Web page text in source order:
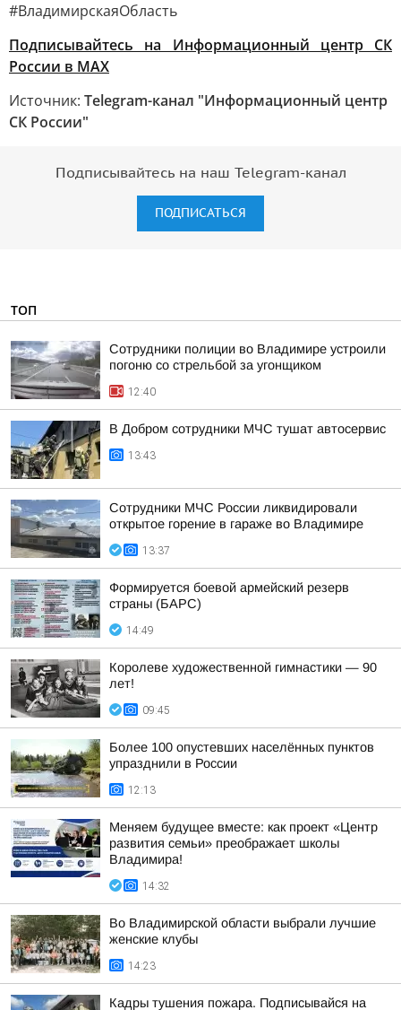
#ВладимирскаяОбласть
Подписывайтесь на Информационный центр СК
России в MAХ
Источник: Telegram-канал "Информационный центр
СК России"
Подписывайтесь на наш Telegram-канал
ПОДПИСАТЬСЯ
ТОП
Сотрудники полиции во Владимире устроили
погоню со стрельбой за угонщиком
12:40
В Добром сотрудники МЧС тушат автосервис
13:43
Сотрудники МЧС России ликвидировали
открытое горение в гараже во Владимире
13:37
Формируется боевой армейский резерв
страны (БАРС)
14:49
Королеве художественной гимнастики — 90
лет!
09:45
Более 100 опустевших населённых пунктов
упразднили в России
12:13
Меняем будущее вместе: как проект «Центр
развития семьи» преображает школы
Владимира!
14:32
Во Владимирской области выбрали лучшие
женские клубы
14:23
Кадры тушения пожара. Подписывайся на